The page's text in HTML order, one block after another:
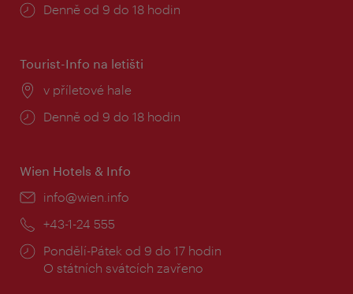
Provozní
Denně od 9 do 18 hodin
Tourist-Info na letišti
Místo:
v příletové hale
Provozní
Denně od 9 do 18 hodin
Wien Hotels & Info
E-
info@wien.info
Telefon:
+43-1-24 555
Provozní
doba:
Pondělí-Pátek od 9 do 17 hodin
O státních svátcích zavřeno